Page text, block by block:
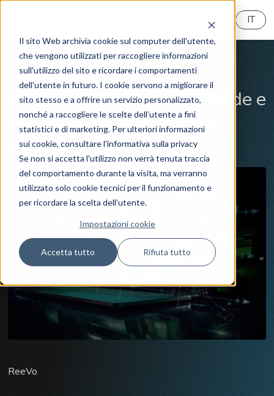
Il sito Web archivia cookie sul computer dell'utente,
che vengono utilizzati per raccogliere informazioni
sull'utilizzo del sito e ricordare i comportamenti
dell'utente in futuro. I cookie servono a migliorare il
sito stesso e a offrire un servizio personalizzato,
nonché a raccogliere le scelte dell’utente a fini
statistici e di marketing. Per ulteriori informazioni
sui cookie, consultare l'informativa sulla privacy
Se non si accetta l'utilizzo non verrà tenuta traccia
del comportamento durante la visita, ma verranno
utilizzato solo cookie tecnici per il funzionamento e
per ricordare la scelta dell’utente.
Impostazioni cookie
Accetta tutto Rifiuta tutto
IT
News Cloud
Workloads Repatriation: sfide e
opportunità nel futuro del
cloud
ReeVo